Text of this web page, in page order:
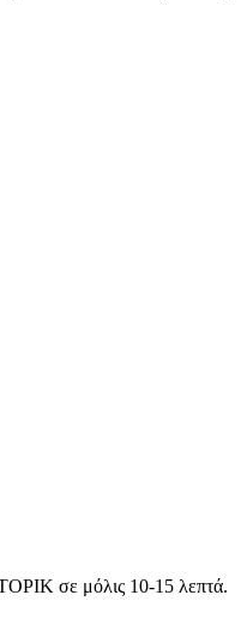
σε μόλις 10-15 λεπτά.